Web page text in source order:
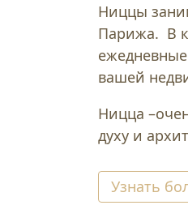
Ниццы
Парижа. В
вашей
Ницца
духу и
Узнать